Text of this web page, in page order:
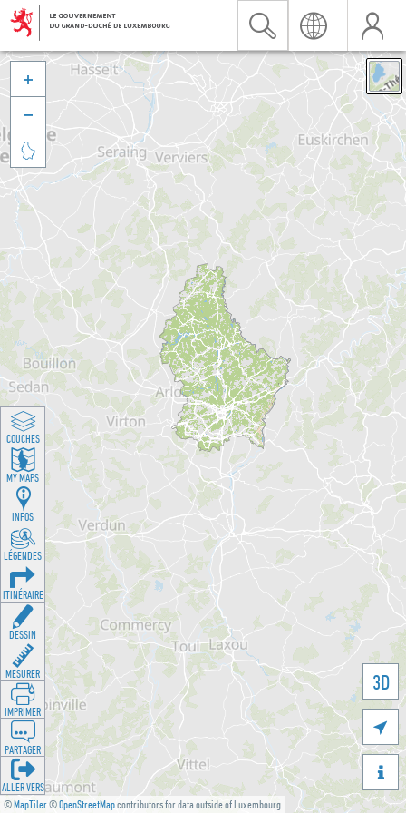
©MapTiler©OpenStreetMapcontributors for data outside of Luxembourg
3D





COUCHES
MY MAPS
INFOS
LÉGENDES
ITINÉRAIRE
DESSIN
MESURER
IMPRIMER
PARTAGER
ALLER VERS